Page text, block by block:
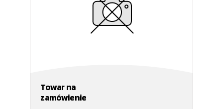
Towar na
zamówienie